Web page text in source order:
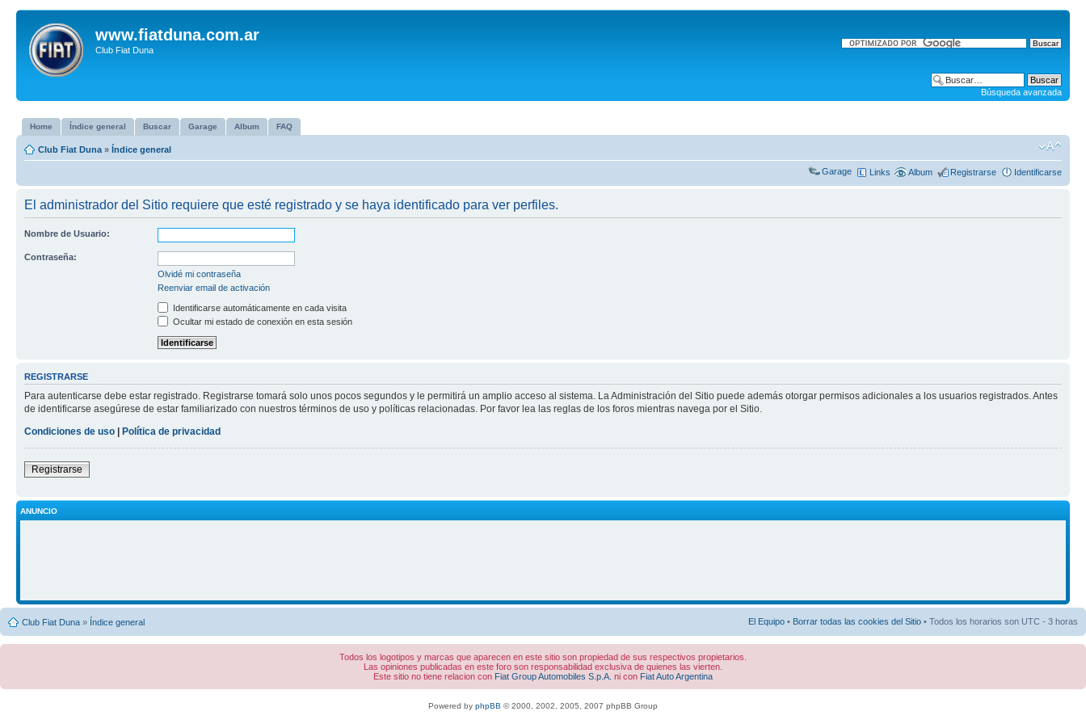
www.fiatduna.com.ar
Club Fiat Duna
Búsqueda avanzada
Home Índice general Buscar Garage Album FAQ
Club Fiat Duna » Índice general
Garage Links Album Registrarse Identificarse
El administrador del Sitio requiere que esté registrado y se haya identificado para ver perfiles.
Nombre de Usuario:
Contraseña:
Olvidé mi contraseña
Reenviar email de activación
Identificarse automáticamente en cada visita
Ocultar mi estado de conexión en esta sesión
REGISTRARSE
Para autenticarse debe estar registrado. Registrarse tomará solo unos pocos segundos y le permitirá un amplio acceso al sistema. La Administración del Sitio puede además otorgar permisos adicionales a los usuarios registrados. Antes
de identificarse asegúrese de estar familiarizado con nuestros términos de uso y políticas relacionadas. Por favor lea las reglas de los foros mientras navega por el Sitio.
Condiciones de uso | Política de privacidad
Registrarse
ANUNCIO
Club Fiat Duna » Índice general El Equipo • Borrar todas las cookies del Sitio • Todos los horarios son UTC - 3 horas
Todos los logotipos y marcas que aparecen en este sitio son propiedad de sus respectivos propietarios.
Las opiniones publicadas en este foro son responsabilidad exclusiva de quienes las vierten.
Este sitio no tiene relacion con Fiat Group Automobiles S.p.A. ni con Fiat Auto Argentina
Powered by phpBB © 2000, 2002, 2005, 2007 phpBB Group